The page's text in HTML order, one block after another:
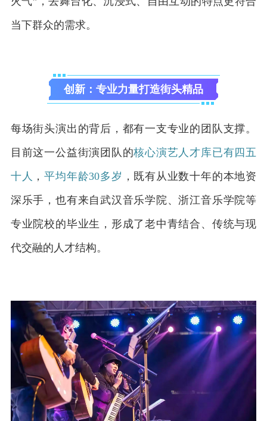
当下群众的需求。
创新：专业力量打造街头精品
每场街头演出的背后，都有一支专业的团队支撑。
目前这一公益街演团队的核心演艺人才库已有四五
十人 ，平均年龄30多岁 ，既有从业数十年的本地资
深乐手，也有来自武汉音乐学院、浙江音乐学院等
专业院校的毕业生，形成了老中青结合、传统与现
代交融的人才结构。